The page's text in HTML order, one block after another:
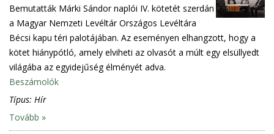
Bemutatták Márki Sándor naplói IV. kötetét szerdán
a Magyar Nemzeti Levéltár Országos Levéltára
Bécsi kapu téri palotájában. Az eseményen elhangzott, hogy a
kötet hiánypótló, amely elviheti az olvasót a múlt egy elsüllyedt
világába az egyidejűség élményét adva.
Beszámolók
Típus: Hír
Tovább »